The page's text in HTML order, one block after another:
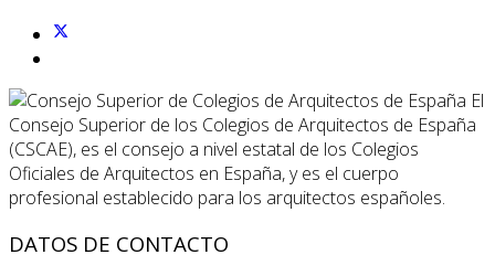
El
Consejo Superior de los Colegios de Arquitectos de España
(CSCAE), es el consejo a nivel estatal de los Colegios
Oficiales de Arquitectos en España, y es el cuerpo
profesional establecido para los arquitectos españoles.
DATOS DE CONTACTO